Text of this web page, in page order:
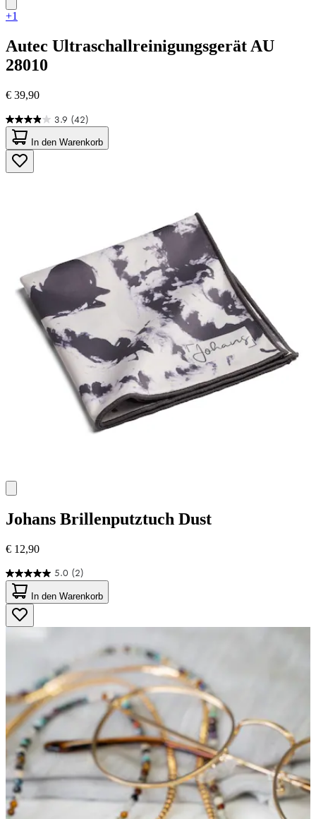
+1
Autec Ultraschallreinigungsgerät AU
28010
€ 39,90
3.9 (42)
3.9
von
5
Sternen.
42
In den Warenkorb
Johans Brillenputztuch Dust
€ 12,90
5.0 (2)
5.0
von
5
Sternen.
2
In den Warenkorb